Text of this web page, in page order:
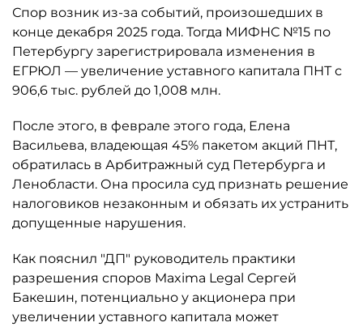
Спор возник из-за событий, произошедших в
конце декабря 2025 года. Тогда МИФНС №15 по
Петербургу зарегистрировала изменения в
ЕГРЮЛ — увеличение уставного капитала ПНТ с
906,6 тыс. рублей до 1,008 млн.
После этого, в феврале этого года, Елена
Васильева, владеющая 45% пакетом акций ПНТ,
обратилась в Арбитражный суд Петербурга и
Ленобласти. Она просила суд признать решение
налоговиков незаконным и обязать их устранить
допущенные нарушения.
Как пояснил "ДП" руководитель практики
разрешения споров Maxima Legal Сергей
Бакешин, потенциально у акционера при
увеличении уставного капитала может